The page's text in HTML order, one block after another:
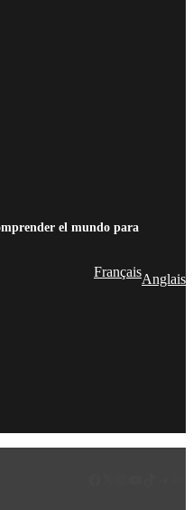
el mundo para
FrançaisAnglais